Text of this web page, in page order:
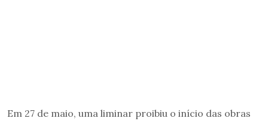
Em 27 de maio, uma liminar proibiu o início das obras